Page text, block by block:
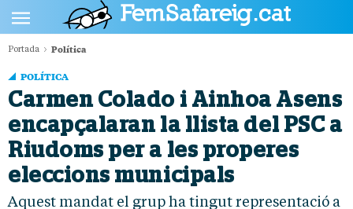
CULTURA
SOCIETAT
ESPORTS
OPINIÓ
Portada Política
POLÍTICA
Carmen Colado i Ainhoa Asens
encapçalaran la llista del PSC a
Riudoms per a les properes
eleccions municipals
Aquest mandat el grup ha tingut representació a